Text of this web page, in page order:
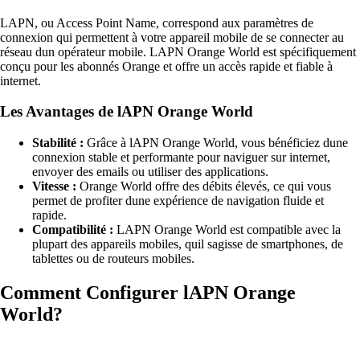
LAPN, ou Access Point Name, correspond aux paramètres de
connexion qui permettent à votre appareil mobile de se connecter au
réseau dun opérateur mobile. LAPN Orange World est spécifiquement
conçu pour les abonnés Orange et offre un accès rapide et fiable à
internet.
Les Avantages de lAPN Orange World
Stabilité : Grâce à lAPN Orange World, vous bénéficiez dune
connexion stable et performante pour naviguer sur internet,
envoyer des emails ou utiliser des applications.
Vitesse : Orange World offre des débits élevés, ce qui vous
permet de profiter dune expérience de navigation fluide et
rapide.
Compatibilité : LAPN Orange World est compatible avec la
plupart des appareils mobiles, quil sagisse de smartphones, de
tablettes ou de routeurs mobiles.
Comment Configurer lAPN Orange
World?